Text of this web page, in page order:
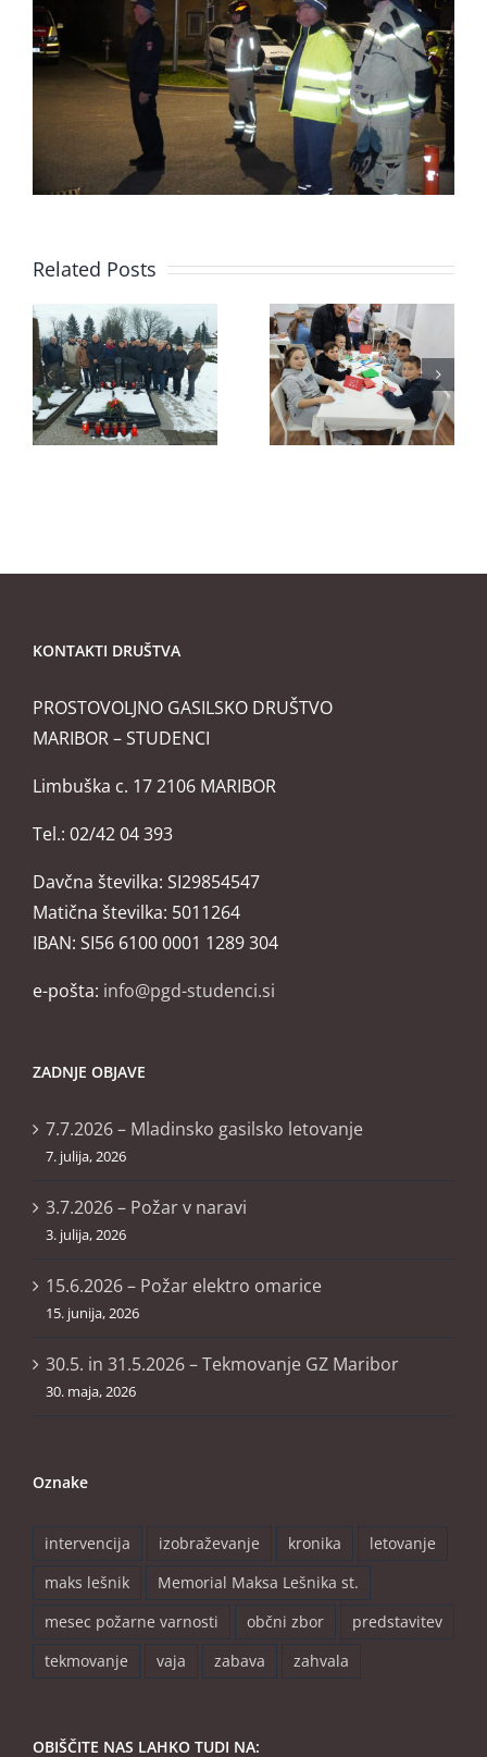
Related Posts
30.11.2025
– Izdelava
novoletnih
1.11.2025 –
Spomin na
pokojne
KONTAKTI DRUŠTVA
PROSTOVOLJNO GASILSKO DRUŠTVO
MARIBOR – STUDENCI
Limbuška c. 17 2106 MARIBOR
Tel.: 02/42 04 393
Davčna številka: SI29854547
Matična številka: 5011264
IBAN: SI56 6100 0001 1289 304
e-pošta: info@pgd-studenci.si
ZADNJE OBJAVE
7.7.2026 – Mladinsko gasilsko letovanje
7. julija, 2026
3.7.2026 – Požar v naravi
3. julija, 2026
15.6.2026 – Požar elektro omarice
15. junija, 2026
30.5. in 31.5.2026 – Tekmovanje GZ Maribor
30. maja, 2026
Oznake
intervencija izobraževanje kronika
letovanje
maks lešnik
Memorial Maksa Lešnika st.
mesec požarne varnosti
občni zbor
predstavitev
tekmovanje
vaja zabava zahvala
OBIŠČITE NAS LAHKO TUDI NA: